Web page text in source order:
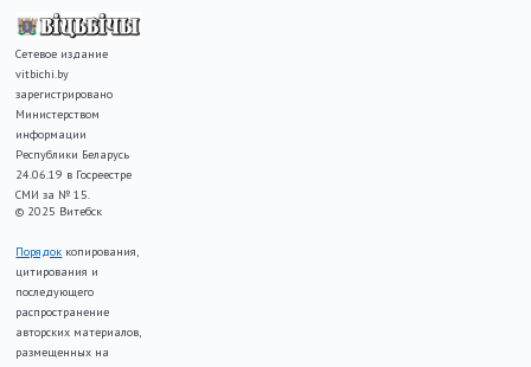
Сетевое издание
vitbichi.by
зарегистрировано
Министерством
информации
Республики Беларусь
24.06.19 в Госреестре
СМИ за № 15.
© 2025 Витебск
Порядок копирования,
цитирования и
последующего
распространение
авторских материалов,
размещенных на